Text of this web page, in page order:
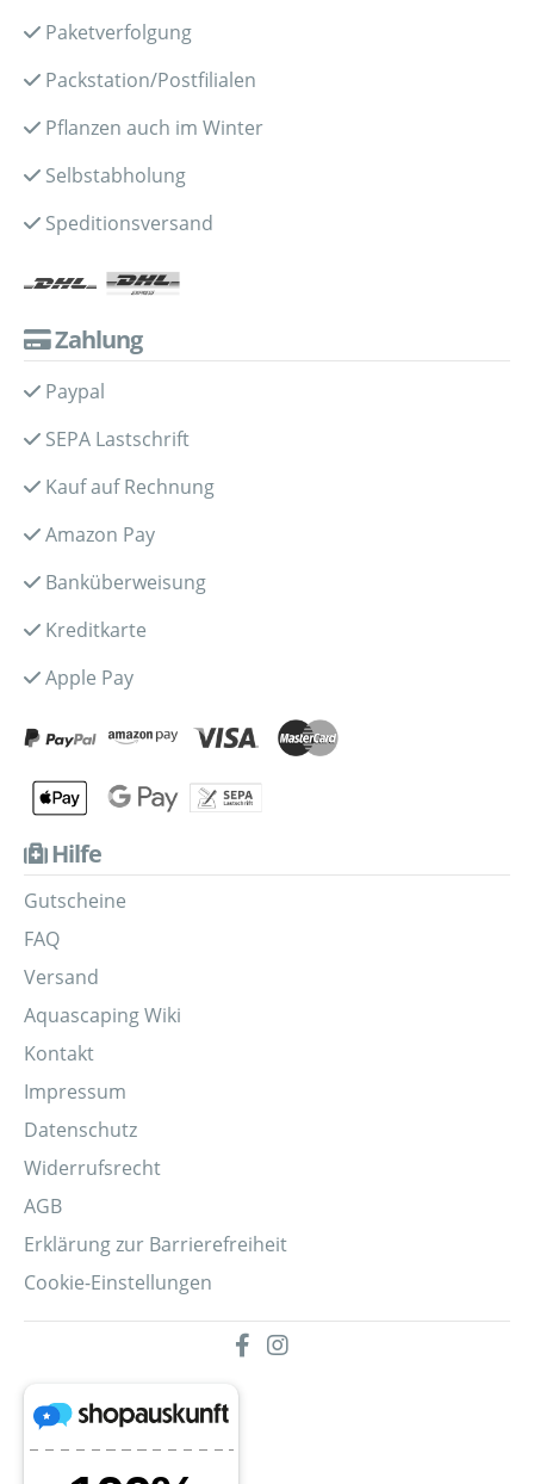
Paketverfolgung
Packstation/Postfilialen
Pflanzen auch im Winter
Selbstabholung
Speditionsversand
Zahlung
Paypal
SEPA Lastschrift
Kauf auf Rechnung
Amazon Pay
Banküberweisung
Kreditkarte
Apple Pay
Hilfe
Gutscheine
FAQ
Versand
Aquascaping Wiki
Kontakt
Impressum
Datenschutz
Widerrufsrecht
AGB
Erklärung zur Barrierefreiheit
Cookie-Einstellungen